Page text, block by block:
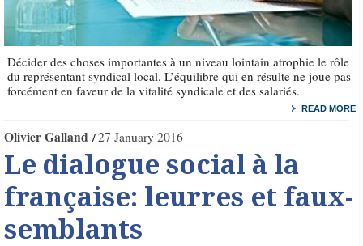
Décider des choses importantes à un niveau lointain atrophie le rôle
du représentant syndical local. L’équilibre qui en résulte ne joue pas
forcément en faveur de la vitalité syndicale et des salariés.
READ MORE
Olivier Galland 27 January 2016
Le dialogue social à la
française: leurres et faux-
semblants